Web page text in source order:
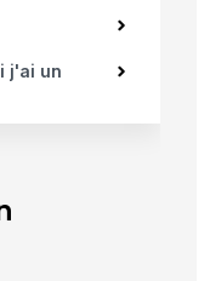
j'ai un